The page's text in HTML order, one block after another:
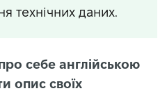
технічних даних.
себе англійською
опис своїх